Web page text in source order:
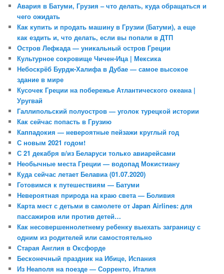
Авария в Батуми, Грузия – что делать, куда обращаться и
чего ожидать
Как купить и продать машину в Грузии (Батуми), а еще
как ездить и, что делать, если вы попали в ДТП
Остров Лефкада — уникальный остров Греции
Культурное сокровище Чичен-Ица | Мексика
Небоскрёб Бурдж-Халифа в Дубае — самое высокое
здание в мире
Кусочек Греции на побережье Атлантического океана |
Уругвай
Галлипольский полуостров — уголок турецкой истории
Как сейчас попасть в Грузию
Каппадокия — невероятные пейзажи круглый год
С новым 2021 годом!
С 21 декабря в/из Беларуси только авиарейсами
Необычные места Греции — водопад Мокистиану
Куда сейчас летает Белавиа (01.07.2020)
Готовимся к путешествиям — Батуми
Невероятная природа на краю света — Боливия
Карта мест с детьми в самолете от Japan Airlines: для
пассажиров или против детей…
Как несовершеннолетнему ребенку выехать заграницу с
одним из родителей или самостоятельно
Старая Англия в Оксфорде
Бесконечный праздник на Ибице, Испания
Из Неаполя на поезде — Сорренто, Италия